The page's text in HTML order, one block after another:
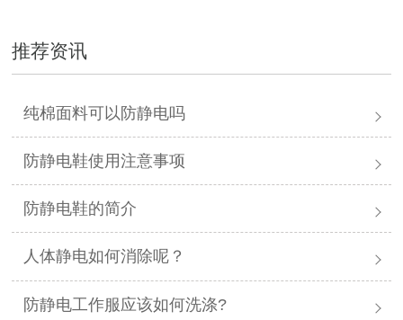
推荐资讯
纯棉面料可以防静电吗
防静电鞋使用注意事项
防静电鞋的简介
人体静电如何消除呢？
防静电工作服应该如何洗涤?